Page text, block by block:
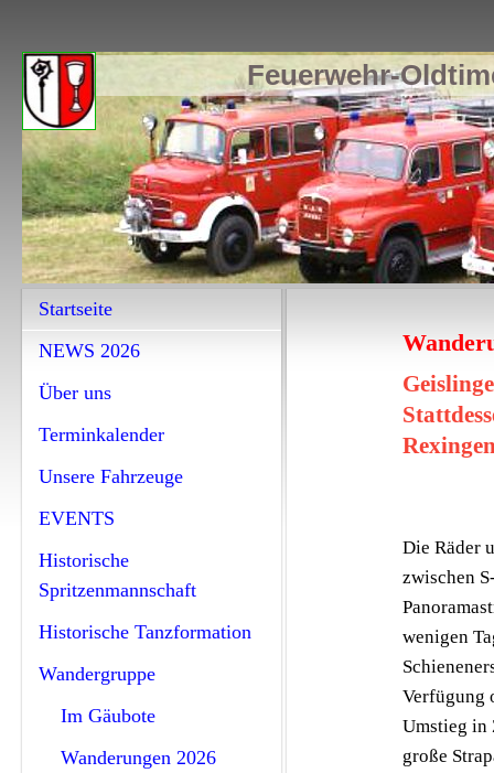
Feuerwehr-
Startseite
NEWS 2026
Über uns
Terminkalender
Unsere Fahrzeuge
EVENTS
Historische
Spritzenmannschaft
Historische Tanzformation
Wandergruppe
Im Gäubote
Wanderungen 2026
Die Räder
zwischen
wenigen
Verfügung
Umstieg in
große